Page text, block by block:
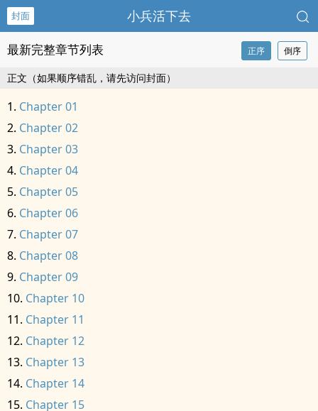
封面 小兵活下去
最新完整章节列表 正序 倒序
正文（如果顺序错乱，请先访问封面）
Chapter 01
Chapter 02
Chapter 03
Chapter 04
Chapter 05
Chapter 06
Chapter 07
Chapter 08
Chapter 09
Chapter 10
Chapter 11
Chapter 12
Chapter 13
Chapter 14
Chapter 15